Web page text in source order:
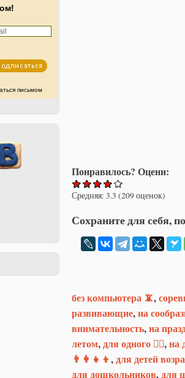
Понравилось? Оцени:
Средняя: 3.3 (209оценок)
Сохраните для себя,
без компьютера 📵,
развивающие,на
внимательность,на
летом,для одного 🧍‍♂️,на
👨‍👩‍👧‍👦,для детей
для дошкольников,для
письмом